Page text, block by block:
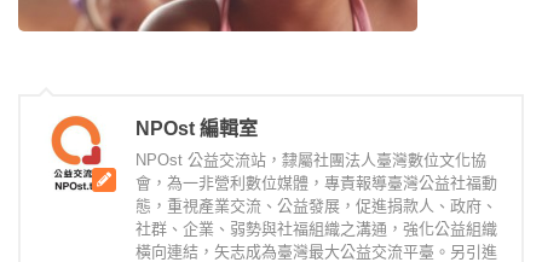
NPOst 編輯室
NPOst 公益交流站，隸屬社團法人臺灣數位文化協
會，為一非營利數位媒體，專責報導臺灣公益社福動
態，重視產業交流、公益發展，促進捐款人、政府、
社群、企業、弱勢與社福組織之溝通，強化公益組織
橫向連結，矢志成為臺灣最大公益交流平臺。另引進